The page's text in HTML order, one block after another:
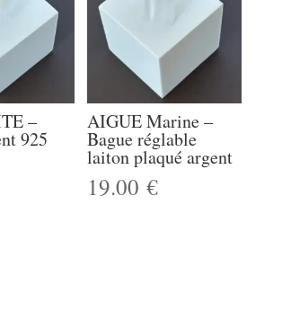
71.50 €
–
925
AIGUE Marine –
Bague réglable
laiton plaqué argent
19.00€